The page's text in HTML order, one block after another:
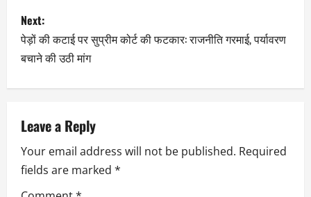
Next:
पेड़ों की कटाई पर सुप्रीम कोर्ट की फटकार: राजनीति गरमाई, पर्यावरण
बचाने की उठी मांग
Leave a Reply
Your email address will not be published. Required
fields are marked *